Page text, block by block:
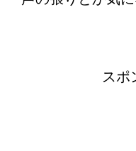
スポ